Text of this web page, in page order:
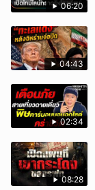
06:20
04:43
02:34
08:28